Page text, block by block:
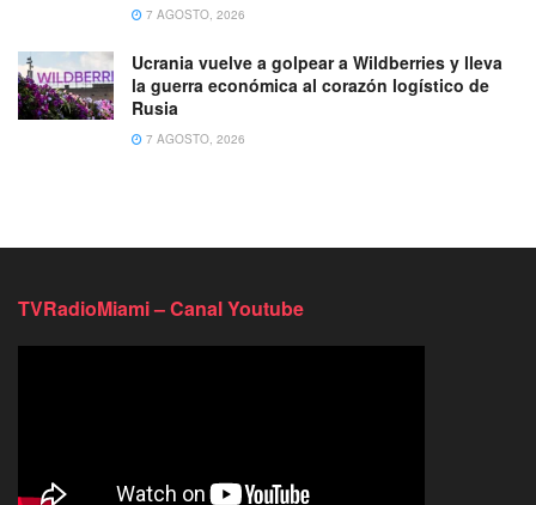
7 AGOSTO, 2026
Ucrania vuelve a golpear a Wildberries y lleva
la guerra económica al corazón logístico de
Rusia
7 AGOSTO, 2026
TVRadioMiami – Canal Youtube